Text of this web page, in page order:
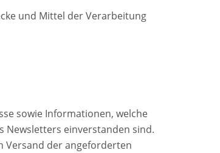
und Mittel der Verarbeitung
sowie Informationen, welche
Newsletters einverstanden sind.
Versand der angeforderten